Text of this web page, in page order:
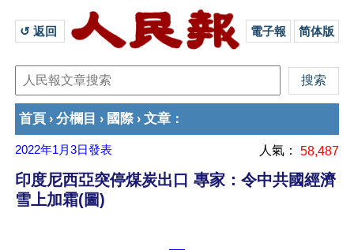
↺ 返回 電子報 简体版
首頁 › 分欄目 › 國際› 文章 ：
2022年1月3日發表 人氣： 58,487
印度尼西亞突停煤炭出口 專家：令中共國經濟
雪上加霜(圖)